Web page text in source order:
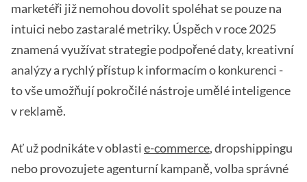
marketéři již nemohou dovolit spoléhat se pouze na
intuici nebo zastaralé metriky. Úspěch v roce 2025
znamená využívat strategie podpořené daty, kreativní
analýzy a rychlý přístup k informacím o konkurenci -
to vše umožňují pokročilé nástroje umělé inteligence
v reklamě.
Ať už podnikáte v oblastie-commerce, dropshippingu
nebo provozujete agenturní kampaně, volba správné